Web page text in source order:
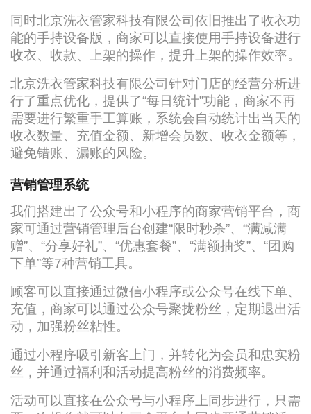
同时北京洗衣管家科技有限公司依旧推出了收衣功
能的手持设备版，商家可以直接使用手持设备进行
收衣、收款、上架的操作，提升上架的操作效率。
北京洗衣管家科技有限公司针对门店的经营分析进
行了重点优化，提供了“每日统计”功能，商家不再
需要进行繁重手工算账，系统会自动统计出当天的
收衣数量、充值金额、新增会员数、收衣金额等，
避免错账、漏账的风险。
营销管理系统
我们搭建出了公众号和小程序的商家营销平台，商
家可通过营销管理后台创建“限时秒杀”、“满减满
赠”、“分享好礼”、“优惠套餐”、“满额抽奖”、“团购
下单”等7种营销工具。
顾客可以直接通过微信小程序或公众号在线下单、
充值，商家可以通过公众号聚拢粉丝，定期退出活
动，加强粉丝粘性。
通过小程序吸引新客上门，并转化为会员和忠实粉
丝，并通过福利和活动提高粉丝的消费频率。
活动可以直接在公众号与小程序上同步进行，只需